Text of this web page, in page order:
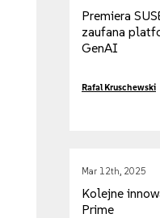
Premiera
zaufana
GenAI
Rafal Kruschewski
Mar 12th, 2025
Kolejne
Prime